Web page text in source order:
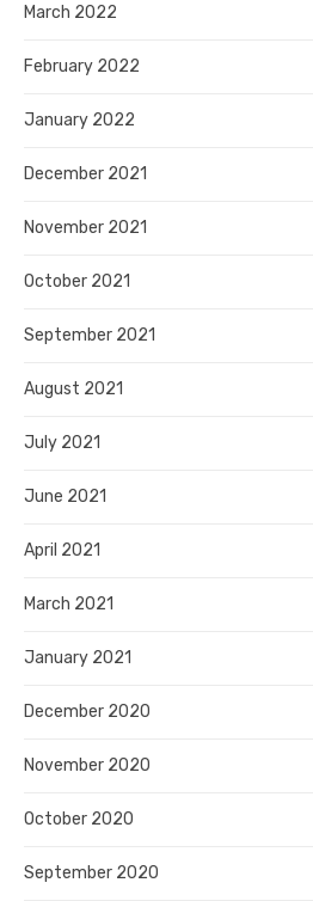
March 2022
February 2022
January 2022
December 2021
November 2021
October 2021
September 2021
August 2021
July 2021
June 2021
April 2021
March 2021
January 2021
December 2020
November 2020
October 2020
September 2020